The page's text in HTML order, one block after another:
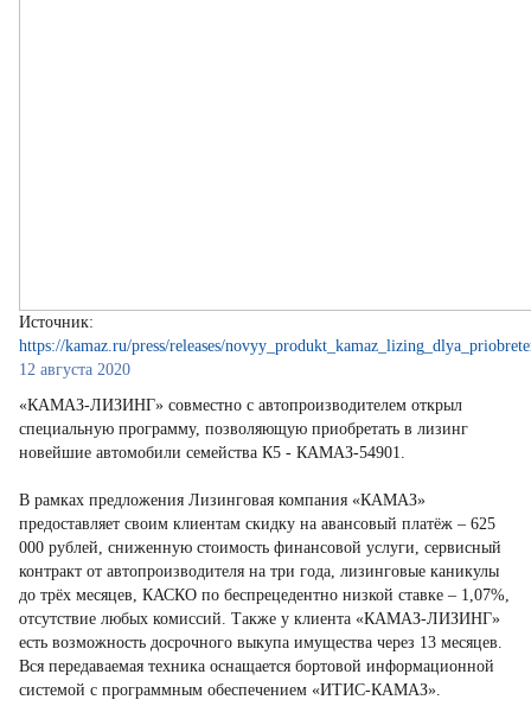
Источник:
https://kamaz.ru/press/releases/
12 августа 2020
«КАМАЗ-ЛИЗИНГ» совместно с автопроизводителем открыл
специальную программу, позволяющую приобретать в лизинг
новейшие автомобили семейства К5 - КАМАЗ-54901.
В рамках предложения Лизинговая компания «КАМАЗ»
предоставляет своим клиентам скидку на авансовый платёж – 625
000 рублей, сниженную стоимость финансовой услуги, сервисный
контракт от автопроизводителя на три года, лизинговые каникулы
до трёх месяцев, КАСКО по беспрецедентно низкой ставке – 1,07%,
отсутствие любых комиссий. Также у клиента «КАМАЗ-ЛИЗИНГ»
есть возможность досрочного выкупа имущества через 13 месяцев.
Вся передаваемая техника оснащается бортовой информационной
системой с программным обеспечением «ИТИС-КАМАЗ».